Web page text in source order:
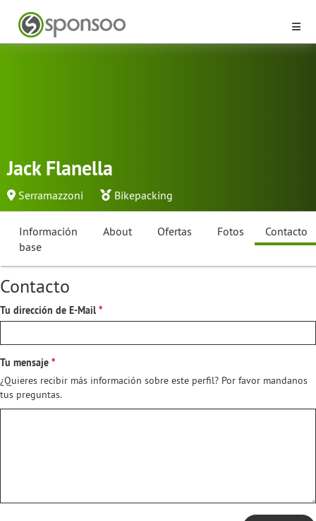
Jack Flanella
Serramazzoni Bikepacking
Información
base
About Ofertas Fotos Contacto
Contacto
Tu dirección de E-Mail
Tu mensaje
¿Quieres recibir más información sobre este perfil? Por favor mandanos
tus preguntas.